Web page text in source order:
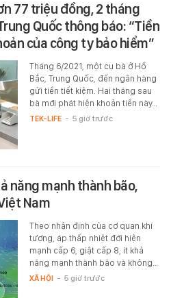
77 triệu đồng, 2 tháng
Quốc thông báo: “Tiền
của công ty bảo hiểm”
Tháng 6/2021, một cụ bà ở Hồ
Bắc, Trung Quốc, đến ngân hàng
gửi tiền tiết kiệm. Hai tháng sau
bà mới phát hiện khoản tiền này…
TEK-LIFE - 5 giờ trước
năng mạnh thành bão,
Nam
Theo nhận định của cơ quan khí
tượng, áp thấp nhiệt đới hiện
mạnh cấp 6, giật cấp 8, ít khả
năng mạnh thành bão và không…
XÃ HỘI - 5 giờ trước